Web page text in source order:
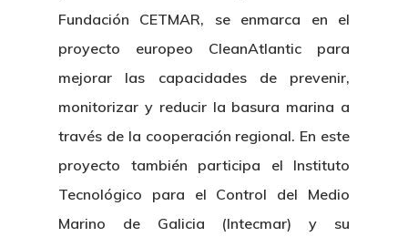
Fundación CETMAR, se enmarca en el
proyecto europeo CleanAtlantic para
mejorar las capacidades de prevenir,
monitorizar y reducir la basura marina a
través de la cooperación regional. En este
proyecto también participa el Instituto
Tecnológico para el Control del Medio
Marino de Galicia (Intecmar) y su